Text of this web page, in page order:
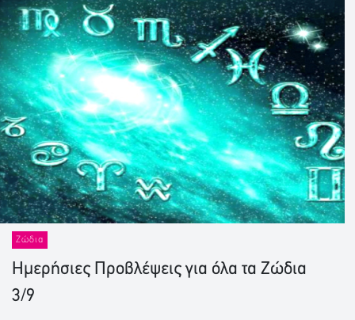
Ζώδια
Ημερήσιες Προβλέψεις για όλα τα Ζώδια
3/9